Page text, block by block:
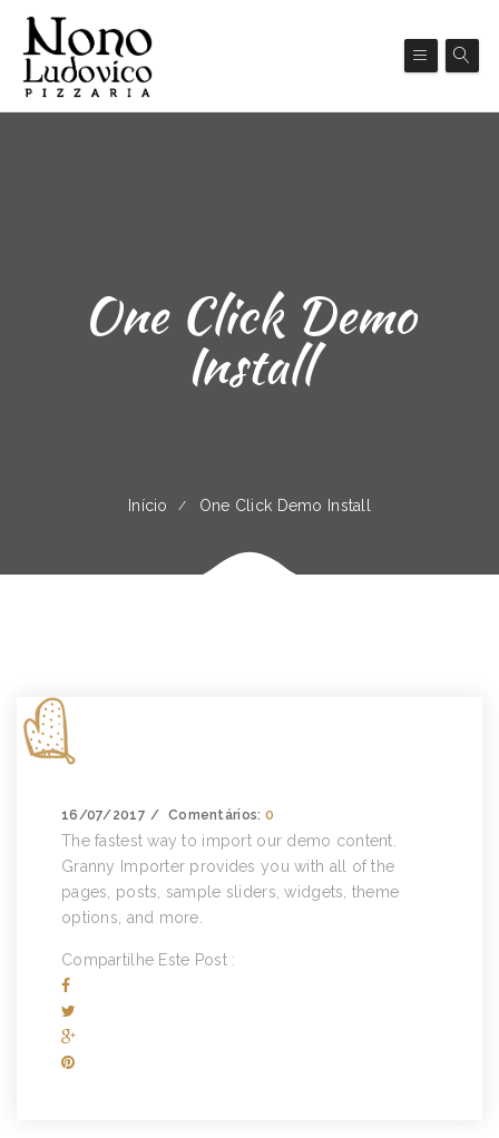
One Click Demo
Install
Início One Click Demo Install
16/07/2017 Comentários: 0
The fastest way to import our demo content.
Granny Importer provides you with all of the
pages, posts, sample sliders, widgets, theme
options, and more.
Compartilhe Este Post :